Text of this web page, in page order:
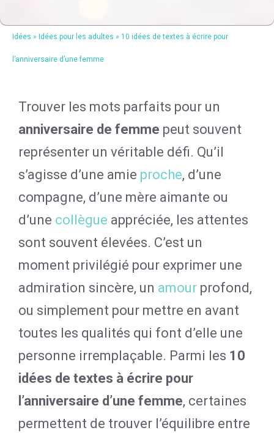
Idées » Idées pour les adultes » 10 idées de textes à écrire pour
l’anniversaire d’une femme
Trouver les mots parfaits pour un
anniversaire de femme peut souvent
représenter un véritable défi. Qu’il
s’agisse d’une amie proche, d’une
compagne, d’une mère aimante ou
d’une collègue appréciée, les attentes
sont souvent élevées. C’est un
moment privilégié pour exprimer une
admiration sincère, un amour profond,
ou simplement pour mettre en avant
toutes les qualités qui font d’elle une
personne irremplaçable. Parmi les 10
idées de textes à écrire pour
l’anniversaire d’une femme, certaines
permettent de trouver l’équilibre entre